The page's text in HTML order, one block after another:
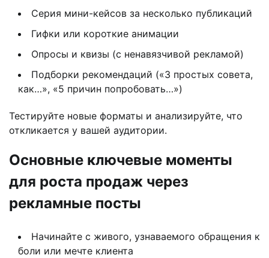
Серия мини-кейсов за несколько публикаций
Гифки или короткие анимации
Опросы и квизы (с ненавязчивой рекламой)
Подборки рекомендаций («3 простых совета,
как…», «5 причин попробовать…»)
Тестируйте новые форматы и анализируйте, что
откликается у вашей аудитории.
Основные ключевые моменты
для роста продаж через
рекламные посты
Начинайте с живого, узнаваемого обращения к
боли или мечте клиента